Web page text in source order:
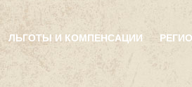
ЛЬГОТЫ И КОМПЕНСАЦИИ